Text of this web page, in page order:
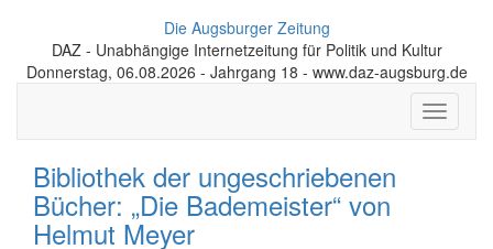
Die Augsburger Zeitung
DAZ - Unabhängige Internetzeitung für Politik und Kultur
Donnerstag, 06.08.2026 - Jahrgang 18 - www.daz-augsburg.de
Toggle
Bibliothek der ungeschriebenen
Bücher: „Die Bademeister“ von
Helmut Meyer